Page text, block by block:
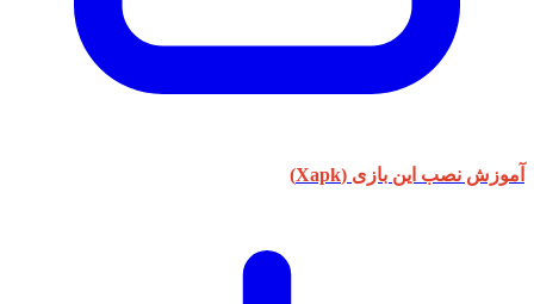
آموزش نصب این بازی (Xapk)